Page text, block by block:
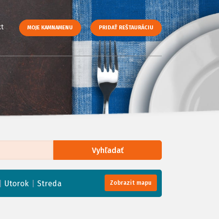
MOJE KAMNAMENU PRIDAŤ REŠTAURÁCIU
Vyhľadať
Utorok Streda Zobrazit mapu